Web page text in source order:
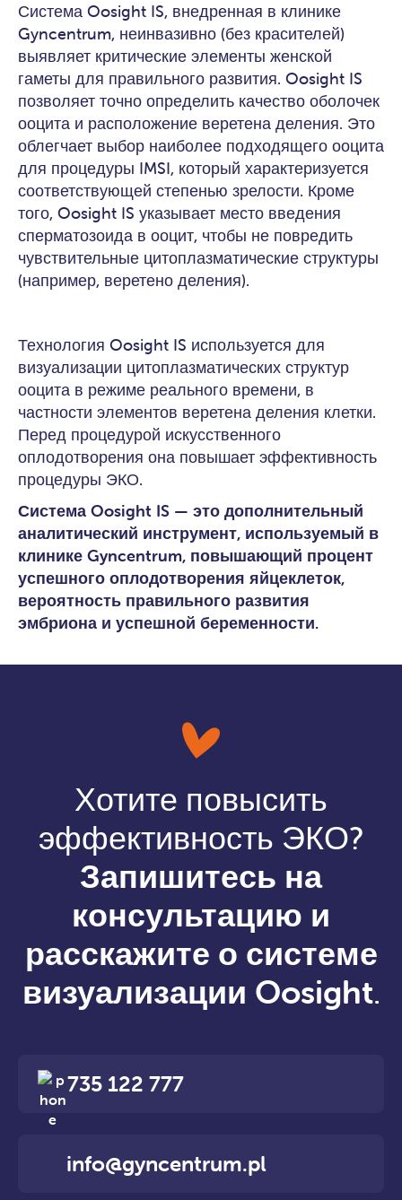
Система Oosight IS, внедренная в клинике
Gyncentrum, неинвазивно (без красителей)
выявляет критические элементы женской
гаметы для правильного развития. Oosight IS
позволяет точно определить качество оболочек
ооцита и расположение веретена деления. Это
облегчает выбор наиболее подходящего ооцита
для процедуры IMSI, который характеризуется
соответствующей степенью зрелости. Кроме
того, Oosight IS указывает место введения
сперматозоида в ооцит, чтобы не повредить
чувствительные цитоплазматические структуры
(например, веретено деления).
Технология Oosight IS используется для
визуализации цитоплазматических структур
ооцита в режиме реального времени, в
частности элементов веретена деления клетки.
Перед процедурой искусственного
оплодотворения она повышает эффективность
процедуры ЭКО.
Система Oosight IS — это дополнительный
аналитический инструмент, используемый в
клинике Gyncentrum, повышающий процент
успешного оплодотворения яйцеклеток,
вероятность правильного развития
эмбриона и успешной беременности.
Хотите повысить
эффективность ЭКО?
Запишитесь на
консультацию и
расскажите о системе
визуализации Oosight.
735 122 777
info@gyncentrum.pl